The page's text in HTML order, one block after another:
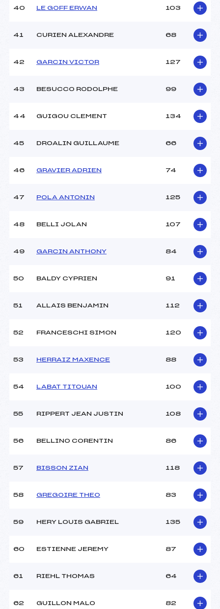
40 LE GOFF ERWAN 103
41 CURIEN ALEXANDRE 68
42 GARCIN VICTOR 127
43 BESUCCO RODOLPHE 99
44 GUIGOU CLEMENT 134
45 DROALIN GUILLAUME 66
46 GRAVIER ADRIEN 74
47 POLA ANTONIN 125
48 BELLI JOLAN 107
49 GARCIN ANTHONY 84
50 BALDY CYPRIEN 91
51 ALLAIS BENJAMIN 112
52 FRANCESCHI SIMON 120
53 HERRAIZ MAXENCE 88
54 LABAT TITOUAN 100
55 RIPPERT JEAN JUSTIN 108
56 BELLINO CORENTIN 86
57 BISSON ZIAN 118
58 GREGOIRE THEO 83
59 HERY LOUIS GABRIEL 135
60 ESTIENNE JEREMY 87
61 RIEHL THOMAS 64
62 GUILLON MALO 82